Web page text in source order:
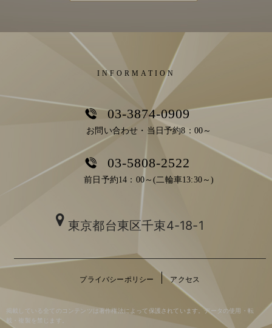
INFORMATION
03-3874-0909
お問い合わせ・当日予約8：00～
03-5808-2522
前日予約14：00～(二輪車13:30～)
東京都台東区千束4-18-1
プライバシーポリシー アクセス
掲載している全てのコンテンツは著作権法によって保護されています。データの使用・転
載・複製を禁じます。